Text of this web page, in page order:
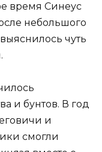
время Синеус
небольшого
чуть
и бунтов. В год
и
смогли